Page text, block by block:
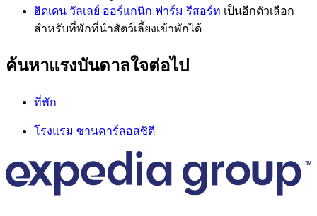
ฮิดเดน วัลเลย์ ออร์แกนิก ฟาร์ม รีสอร์ท เป็นอีกตัวเลือก
สำหรับที่พักที่นำสัตว์เลี้ยงเข้าพักได้
ค้นหาแรงบันดาลใจต่อไป
ที่พัก
โรงแรม ซานคาร์ลอสซิตี